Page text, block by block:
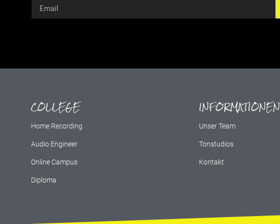
COLLEGE
Home Recording
Audio Engineer
Online Campus
Diploma
INFORMATIONEN
Unser Team
Tonstudios
Kontakt